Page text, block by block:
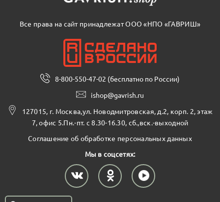
Все права на сайт принадлежат ООО «НПО «ГАВРИШ»
8-800-550-47-02 (бесплатно по России)
ishop@gavrish.ru
127015, г. Москва,ул. Новодмитровская, д.2, корп. 2, этаж
7, офис 5.Пн.-пт. с 8.30-16.30, сб.,вск.-выходной
Соглашение об обработке персональных данных
Мы в соцсетях: